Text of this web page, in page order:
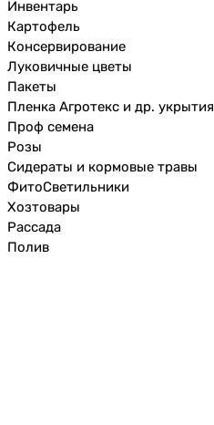
Инвентарь
Картофель
Консервирование
Луковичные цветы
Пакеты
Пленка Агротекс и др. укрытия
Проф семена
Розы
Сидераты и кормовые травы
ФитоСветильники
Хозтовары
Рассада
Полив